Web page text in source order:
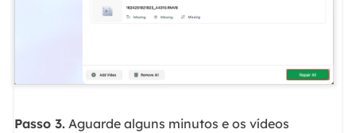
Passo 3.Aguarde alguns minutos e os vídeos